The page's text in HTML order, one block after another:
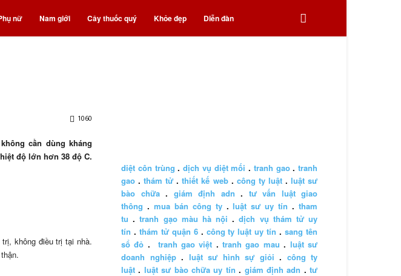
nữ Nam giới Cây thuốc quý Khỏe đẹp Diễn đàn
1060
cần dùng kháng
độ lớn hơn 38 độ C.
không điều trị tại nhà.
diệt côn trùng . dịch vụ diệt mối . tranh gao. tranh
gao .thám tử .thiết kế web. công ty luật.luật sư
bào chữa. giám định adn . tư vấn luật giao
thông . mua bán công ty.luật sư uy tín .tham
tu .tranh gạo màu hà nội .dịch vụ thám tử uy
tín . thám tử quận 6. công ty luật uy tín .sang tên
sổ đỏ . tranh gao việt .tranh gao mau . luật sư
doanh nghiệp. luật sư hình sự giỏi . công ty
luật . luật sư bào chữa uy tín . giám định adn .tư